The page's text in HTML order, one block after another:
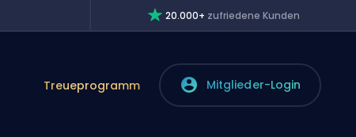
20.000+ zufriedene Kunden
Treueprogramm Mitglieder-Login